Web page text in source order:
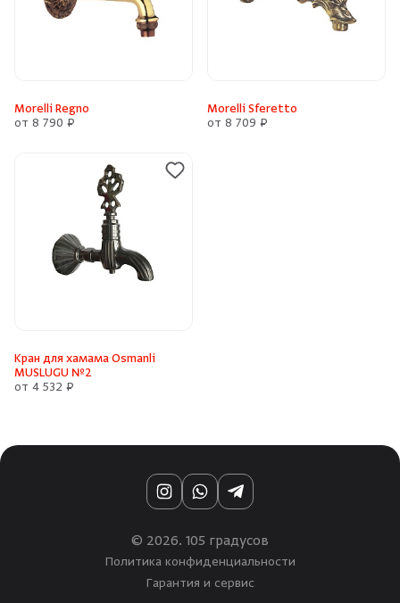
Morelli Regno
от 8 790 ₽
Morelli Sferetto
от 8 709 ₽
Кран для хамама Osmanli
MUSLUGU №2
от 4 532 ₽
InstagramWhatsAppTelegram
© 2026. 105 градусов
Политика конфиденциальности
Гарантия и сервис